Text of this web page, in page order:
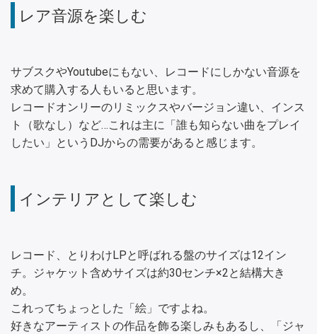
レア音源を楽しむ
サブスクやYoutubeにもない、レコードにしかない音源を
求めて購入する人もいると思います。
レコードオンリーのリミックスやバージョン違い、インス
ト（歌なし）など…これは主に「誰も知らない曲をプレイ
したい」というDJからの需要があると感じます。
インテリアとして楽しむ
レコード、とりわけLPと呼ばれる盤のサイズは12イン
チ。ジャケット含めサイズは約30センチ×2と結構大き
め。
これってちょっとした「絵」ですよね。
好きなアーティストの作品を飾る楽しみもあるし、「ジャ